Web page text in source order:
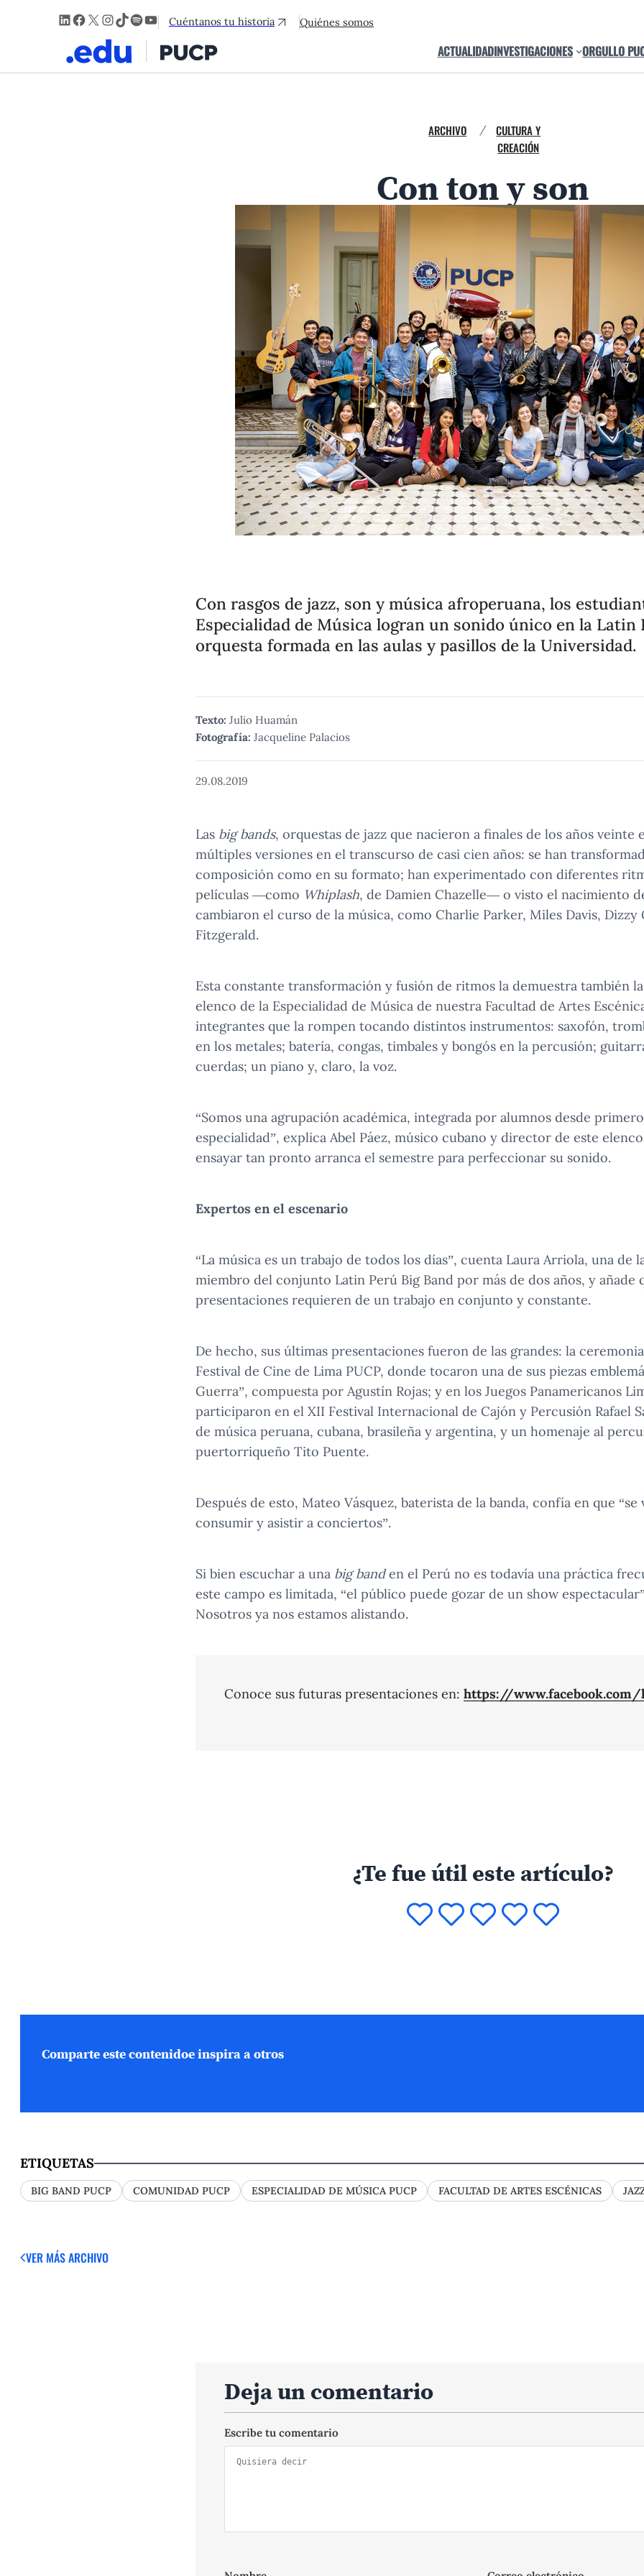
LinkedIn
Facebook
X Instagram
TikTok
Spotify
YouTube
Cuéntanos tu historia Quiénes somos
ACTUALIDADINVESTIGACIONES ORGULLO
ARCHIVO /
CULTURA Y
CREACIÓN
Con ton y son
Con rasgos de jazz, son y música afroperuana, los
Especialidad de Música logran un sonido único en la Latin
orquesta formada en las aulas y pasillos de la Universidad.
Texto: Julio Huamán
Fotografía: Jacqueline Palacios
29.08.2019
Las big bands, orquestas de jazz que nacieron a finales de los años veinte
múltiples versiones en el transcurso de casi cien años: se han
composición como en su formato; han experimentado con diferentes
películas —como Whiplash, de Damien Chazelle— o visto el nacimiento
cambiaron el curso de la música, como Charlie Parker, Miles Davis, Dizzy
Fitzgerald.
Esta constante transformación y fusión de ritmos la demuestra también
elenco de la Especialidad de Música de nuestra Facultad de Artes
integrantes que la rompen tocando distintos instrumentos: saxofón,
en los metales; batería, congas, timbales y bongós en la percusión;
cuerdas; un piano y, claro, la voz.
“Somos una agrupación académica, integrada por alumnos desde
especialidad”, explica Abel Páez, músico cubano y director de este
ensayar tan pronto arranca el semestre para perfeccionar su sonido.
Expertos en el escenario
“La música es un trabajo de todos los días”, cuenta Laura Arriola, una de
miembro del conjunto Latin Perú Big Band por más de dos años, y añade
presentaciones requieren de un trabajo en conjunto y constante.
De hecho, sus últimas presentaciones fueron de las grandes: la
Festival de Cine de Lima PUCP, donde tocaron una de sus piezas
Guerra”, compuesta por Agustín Rojas; y en los Juegos Panamericanos
participaron en el XII Festival Internacional de Cajón y Percusión Rafael
de música peruana, cubana, brasileña y argentina, y un homenaje al
puertorriqueño Tito Puente.
Después de esto, Mateo Vásquez, baterista de la banda, confía en que
consumir y asistir a conciertos”.
Si bien escuchar a una big banden el Perú no es todavía una práctica
este campo es limitada, “el público puede gozar de un show
Nosotros ya nos estamos alistando.
Conoce sus futuras presentaciones en: https://
¿Te fue útil este artículo?
Comparte este contenidoe inspira a otros
ETIQUETAS
BIG BAND PUCP COMUNIDAD PUCP ESPECIALIDAD DE MÚSICA PUCP FACULTAD DE ARTES ESCÉNICAS
VER MÁSARCHIVO
Deja un comentario
Escribe tu comentario